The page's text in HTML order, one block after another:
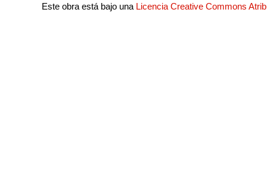
Este obra está bajo una Licencia Creative Commons